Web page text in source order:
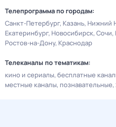
Телепрограмма по городам:
Санкт-Петербург Казань Нижний
Екатеринбург Новосибирск Сочи
Ростов-на-Дону Краснодар
Телеканалы по тематикам:
кино и сериалы бесплатные
местные каналы познавательные